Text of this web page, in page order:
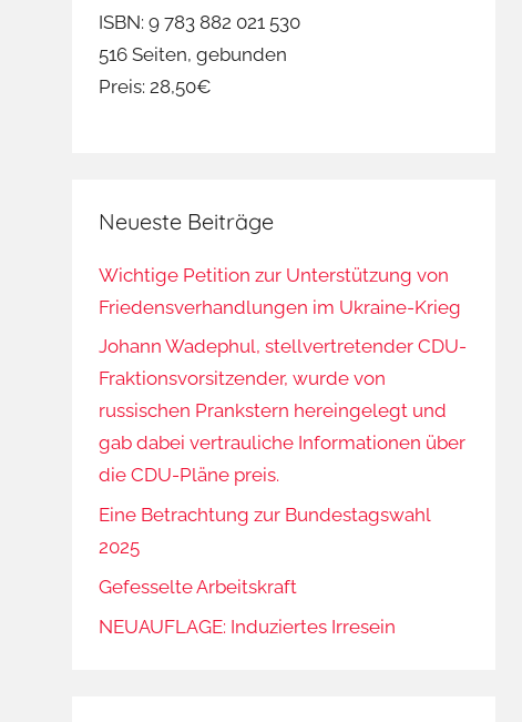
ISBN: 9 783 882 021 530
516 Seiten, gebunden
Preis: 28,50€
Neueste Beiträge
Wichtige Petition zur Unterstützung von
Friedensverhandlungen im Ukraine-Krieg
Johann Wadephul, stellvertretender CDU-
Fraktionsvorsitzender, wurde von
russischen Prankstern hereingelegt und
gab dabei vertrauliche Informationen über
die CDU-Pläne preis.
Eine Betrachtung zur Bundestagswahl
2025
Gefesselte Arbeitskraft
NEUAUFLAGE: Induziertes Irresein